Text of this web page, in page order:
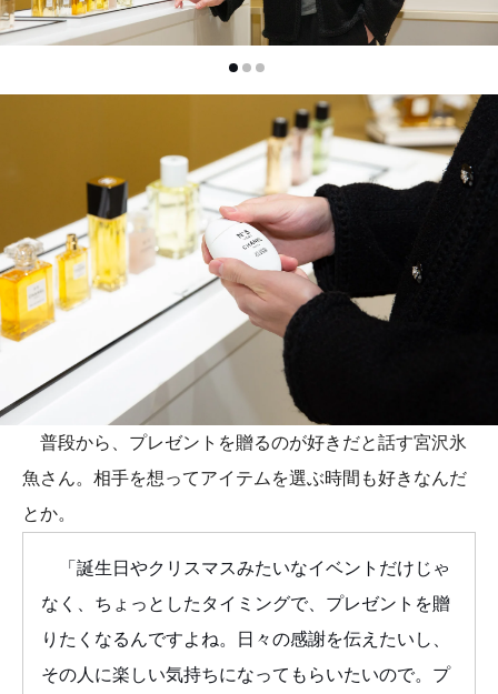
普段から、プレゼントを贈るのが好きだと話す宮沢氷
魚さん。相手を想ってアイテムを選ぶ時間も好きなんだ
とか。
「誕生日やクリスマスみたいなイベントだけじゃ
なく、ちょっとしたタイミングで、プレゼントを贈
りたくなるんですよね。日々の感謝を伝えたいし、
その人に楽しい気持ちになってもらいたいので。プ